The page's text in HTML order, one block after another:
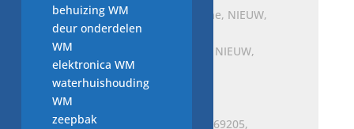
afvoerpomp wasmachine, NIEUW,
PLASET COD.55460, 22W
€35,00
behuizing WM
deur onderdelen
WM
elektronica WM
waterhuishouding
WM
zeepbak